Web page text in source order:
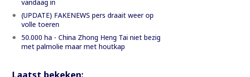
vandaag in
(UPDATE) FAKENEWS pers draait weer op
volle toeren
50.000 ha - China Zhong Heng Tai niet bezig
met palmolie maar met houtkap
Laatst bekeken: